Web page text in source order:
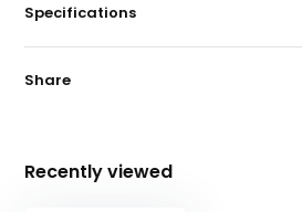
Specifications
Share
Recently viewed